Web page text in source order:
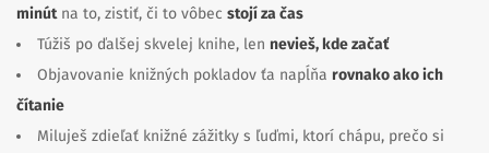
minútna to, zistiť, či to vôbec stojí za čas
Túžiš po ďalšej skvelej knihe, len nevieš, kde začať
Objavovanie knižných pokladov ťa napĺňa rovnako ako ich
čítanie
Miluješ zdieľať knižné zážitky s ľuďmi, ktorí chápu, prečo si